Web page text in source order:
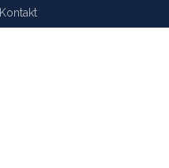
Kontakt